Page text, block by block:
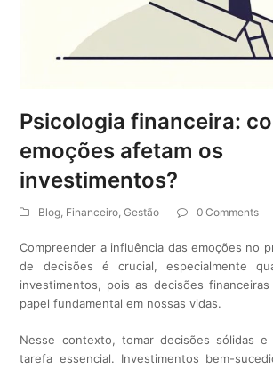
Psicologia financeira:
emoções afetam os
investimentos?
Blog, Financeiro,Gestão 0 Comments
Compreender a influência das emoções no
de decisões é crucial, especialmente
investimentos, pois as decisões financeiras
papel fundamental em nossas vidas.
Nesse contexto, tomar decisões sólidas e
tarefa essencial. Investimentos bem-